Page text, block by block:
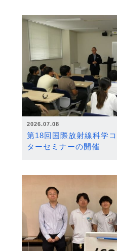
2026.07.08
第18回国際放射線科学
ターセミナーの開催